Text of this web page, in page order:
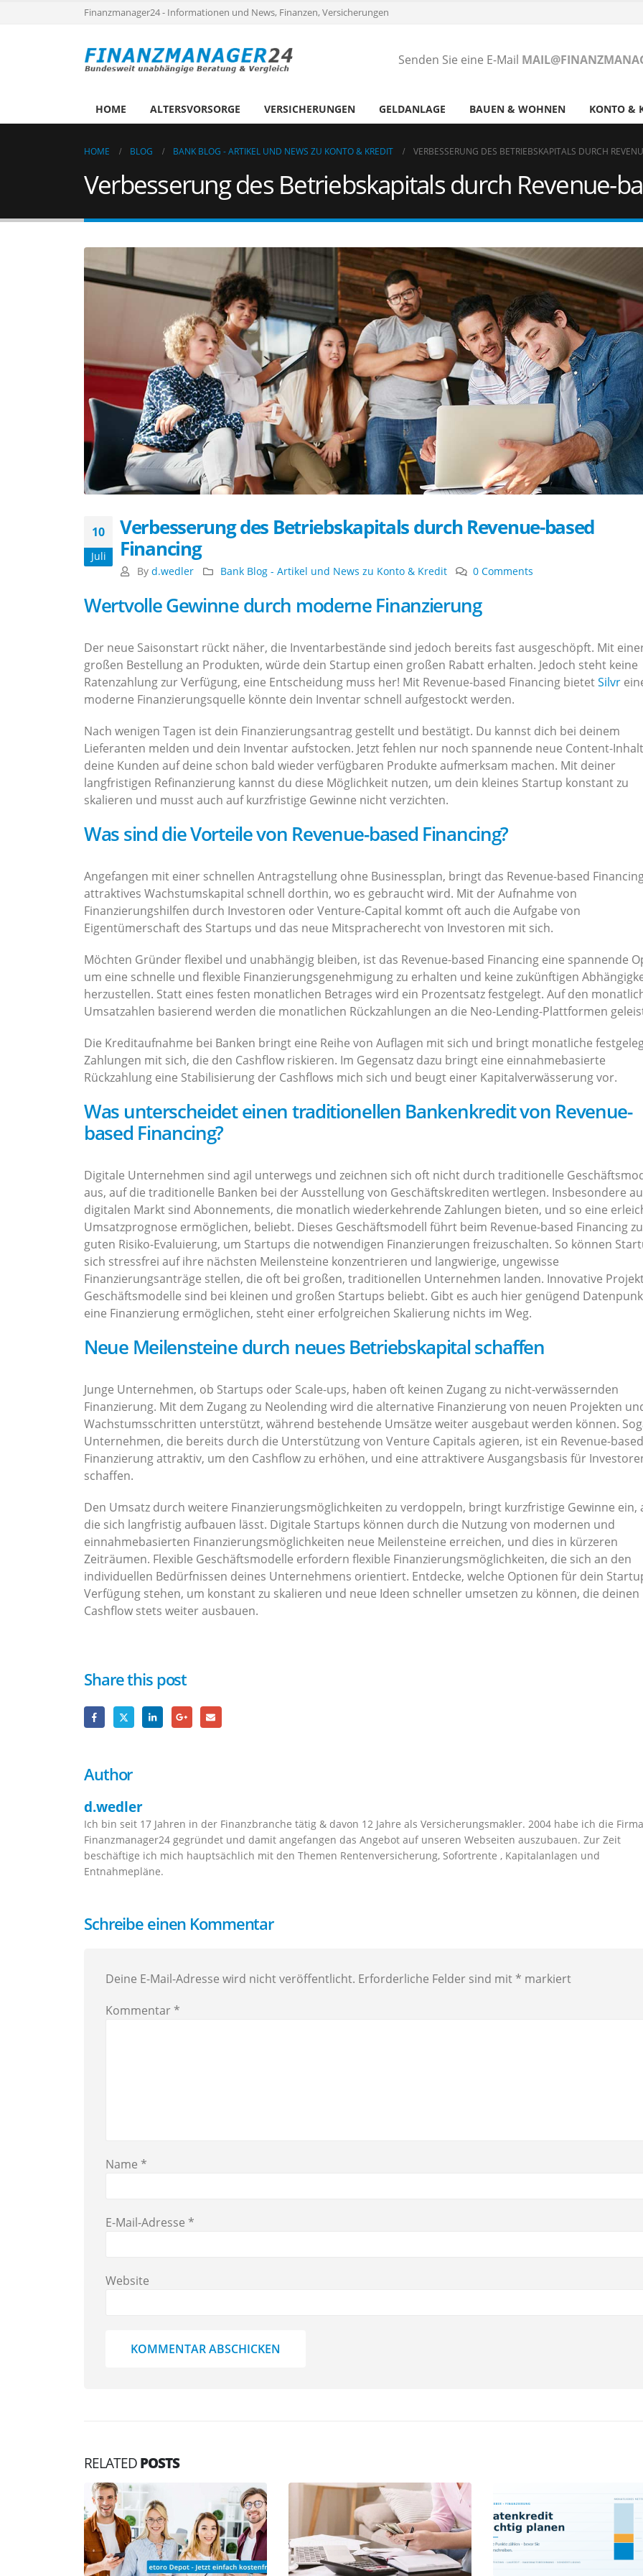
Finanzmanager24 - Informationen und News, Finanzen, Versicherungen
Senden Sie eine E-Mail
HOME ALTERSVORSORGE VERSICHERUNGEN GELDANLAGE BAUEN & WOHNEN KONTO &
HOME BLOG BANK BLOG - ARTIKEL UND NEWS ZU KONTO & KREDIT VERBESSERUNG DES BETRIEBSKAPITALS DURCH
Verbesserung des Betriebskapitals durch Revenue-
10
Juli
Verbesserung des Betriebskapitals durch Revenue-based
Financing
By d.wedler Bank Blog - Artikel und News zu Konto & Kredit 0 Comments
Wertvolle Gewinne durch moderne Finanzierung
Der neue Saisonstart rückt näher, die Inventarbestände sind jedoch bereits fast ausgeschöpft. Mit
großen Bestellung an Produkten, würde dein Startup einen großen Rabatt erhalten. Jedoch steht keine
Ratenzahlung zur Verfügung, eine Entscheidung muss her! Mit Revenue-based Financing bietetSilvr
moderne Finanzierungsquelle könnte dein Inventar schnell aufgestockt werden.
Nach wenigen Tagen ist dein Finanzierungsantrag gestellt und bestätigt. Du kannst dich bei deinem
Lieferanten melden und dein Inventar aufstocken. Jetzt fehlen nur noch spannende neue Content-
deine Kunden auf deine schon bald wieder verfügbaren Produkte aufmerksam machen. Mit deiner
langfristigen Refinanzierung kannst du diese Möglichkeit nutzen, um dein kleines Startup konstant zu
skalieren und musst auch auf kurzfristige Gewinne nicht verzichten.
Was sind die Vorteile von Revenue-based Financing?
Angefangen mit einer schnellen Antragstellung ohne Businessplan, bringt das Revenue-based
attraktives Wachstumskapital schnell dorthin, wo es gebraucht wird. Mit der Aufnahme von
Finanzierungshilfen durch Investoren oder Venture-Capital kommt oft auch die Aufgabe von
Eigentümerschaft des Startups und das neue Mitspracherecht von Investoren mit sich.
Möchten Gründer flexibel und unabhängig bleiben, ist das Revenue-based Financing eine spannende
um eine schnelle und flexible Finanzierungsgenehmigung zu erhalten und keine zukünftigen
herzustellen. Statt eines festen monatlichen Betrages wird ein Prozentsatz festgelegt. Auf den
Umsatzahlen basierend werden die monatlichen Rückzahlungen an die Neo-Lending-Plattformen
Die Kreditaufnahme bei Banken bringt eine Reihe von Auflagen mit sich und bringt monatliche
Zahlungen mit sich, die den Cashflow riskieren. Im Gegensatz dazu bringt eine einnahmebasierte
Rückzahlung eine Stabilisierung der Cashflows mich sich und beugt einer Kapitalverwässerung vor.
Was unterscheidet einen traditionellen Bankenkredit von Revenue-
based Financing?
Digitale Unternehmen sind agil unterwegs und zeichnen sich oft nicht durch traditionelle
aus, auf die traditionelle Banken bei der Ausstellung von Geschäftskrediten wertlegen. Insbesondere
digitalen Markt sind Abonnements, die monatlich wiederkehrende Zahlungen bieten, und so eine
Umsatzprognose ermöglichen, beliebt. Dieses Geschäftsmodell führt beim Revenue-based Financing
guten Risiko-Evaluierung, um Startups die notwendigen Finanzierungen freizuschalten. So können
sich stressfrei auf ihre nächsten Meilensteine konzentrieren und langwierige, ungewisse
Finanzierungsanträge stellen, die oft bei großen, traditionellen Unternehmen landen. Innovative
Geschäftsmodelle sind bei kleinen und großen Startups beliebt. Gibt es auch hier genügend
eine Finanzierung ermöglichen, steht einer erfolgreichen Skalierung nichts im Weg.
Neue Meilensteine durch neues Betriebskapital schaffen
Junge Unternehmen, ob Startups oder Scale-ups, haben oft keinen Zugang zu nicht-verwässernden
Finanzierung. Mit dem Zugang zu Neolending wird die alternative Finanzierung von neuen Projekten
Wachstumsschritten unterstützt, während bestehende Umsätze weiter ausgebaut werden können.
Unternehmen, die bereits durch die Unterstützung von Venture Capitals agieren, ist ein Revenue-based
Finanzierung attraktiv, um den Cashflow zu erhöhen, und eine attraktivere Ausgangsbasis für
schaffen.
Den Umsatz durch weitere Finanzierungsmöglichkeiten zu verdoppeln, bringt kurzfristige Gewinne ein,
die sich langfristig aufbauen lässt. Digitale Startups können durch die Nutzung von modernen und
einnahmebasierten Finanzierungsmöglichkeiten neue Meilensteine erreichen, und dies in kürzeren
Zeiträumen. Flexible Geschäftsmodelle erfordern flexible Finanzierungsmöglichkeiten, die sich an den
individuellen Bedürfnissen deines Unternehmens orientiert. Entdecke, welche Optionen für dein
Verfügung stehen, um konstant zu skalieren und neue Ideen schneller umsetzen zu können, die deinen
Cashflow stets weiter ausbauen.
Share this post
Author
d.wedler
Ich bin seit 17 Jahren in der Finanzbranche tätig & davon 12 Jahre als Versicherungsmakler. 2004 habe ich die Firma
Finanzmanager24 gegründet und damit angefangen das Angebot auf unseren Webseiten auszubauen. Zur Zeit
beschäftige ich mich hauptsächlich mit den Themen Rentenversicherung, Sofortrente , Kapitalanlagen und
Entnahmepläne.
Schreibe einen Kommentar
Deine E-Mail-Adresse wird nicht veröffentlicht. Erforderliche Felder sind mit * markiert
Kommentar *
Name *
E-Mail-Adresse *
Website
RELATEDPOSTS